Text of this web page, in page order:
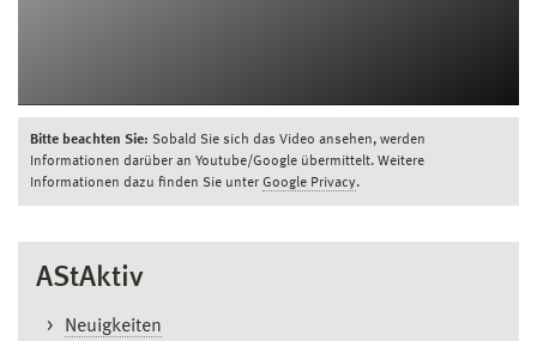
Bitte beachten Sie: Sobald Sie sich das Video ansehen, werden
Informationen darüber an Youtube/Google übermittelt. Weitere
Informationen dazu finden Sie unter Google Privacy.
AStAktiv
Neuigkeiten